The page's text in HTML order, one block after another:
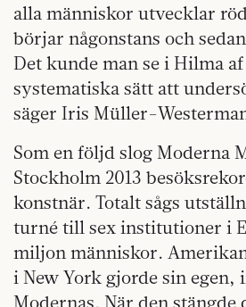
alla männi­skor utvecklar
börjar någonstans och
Det kunde man se i Hilma
systematiska sätt att
säger Iris Müller-
Som en följd slog Moderna
Stockholm 2013
konstnär. Totalt sågs
turné till sex institutioner i
miljon människor.
i New York gjorde sin egen,
Modernas. När den stängde